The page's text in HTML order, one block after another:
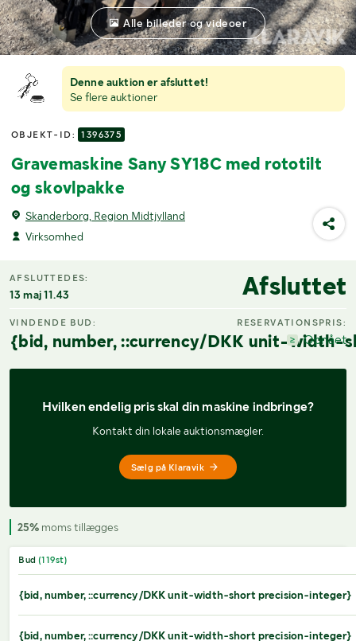
Denne auktion er afsluttet!
Se flere auktioner
OBJEKT-ID: 1396375
Gravemaskine Sany SY18C med rototilt
og skovlpakke
Skanderborg, Region Midtjylland
Virksomhed
Alle billeder og videoer
AFSLUTTEDES:
13 maj 11.43 Afsluttet
VINDENDE BUD:
{bid, number, ::currency/DKK unit-width-
RESERVATIONSPRIS:
Opnået
Hvilken endelig pris skal din maskine indbringe?
Kontakt din lokale auktionsmægler.
Sælg på Klaravik
25% moms tillægges
Bud (119st)
{bid, number, ::currency/DKK unit-width-short precision-integer}
{bid, number, ::currency/DKK unit-width-short precision-integer}